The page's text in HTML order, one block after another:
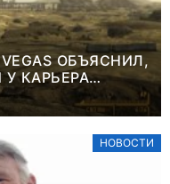
VEGAS ОБЪЯСНИЛ,
КАРЬЕРА
НОВОСТИ